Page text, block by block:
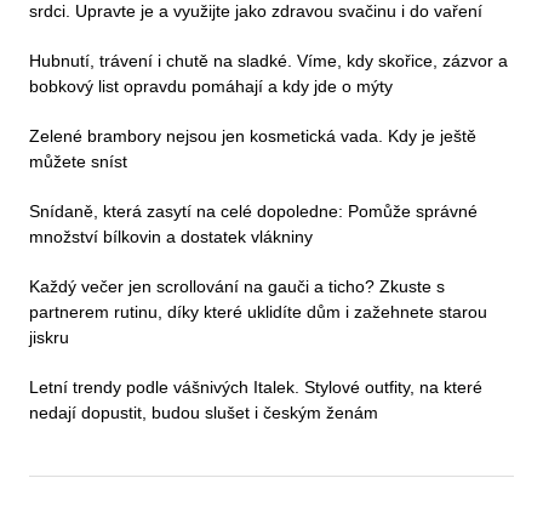
srdci. Upravte je a využijte jako zdravou svačinu i do vaření
Hubnutí, trávení i chutě na sladké. Víme, kdy skořice, zázvor a
bobkový list opravdu pomáhají a kdy jde o mýty
Zelené brambory nejsou jen kosmetická vada. Kdy je ještě
můžete sníst
Snídaně, která zasytí na celé dopoledne: Pomůže správné
množství bílkovin a dostatek vlákniny
Každý večer jen scrollování na gauči a ticho? Zkuste s
partnerem rutinu, díky které uklidíte dům i zažehnete starou
jiskru
Letní trendy podle vášnivých Italek. Stylové outfity, na které
nedají dopustit, budou slušet i českým ženám